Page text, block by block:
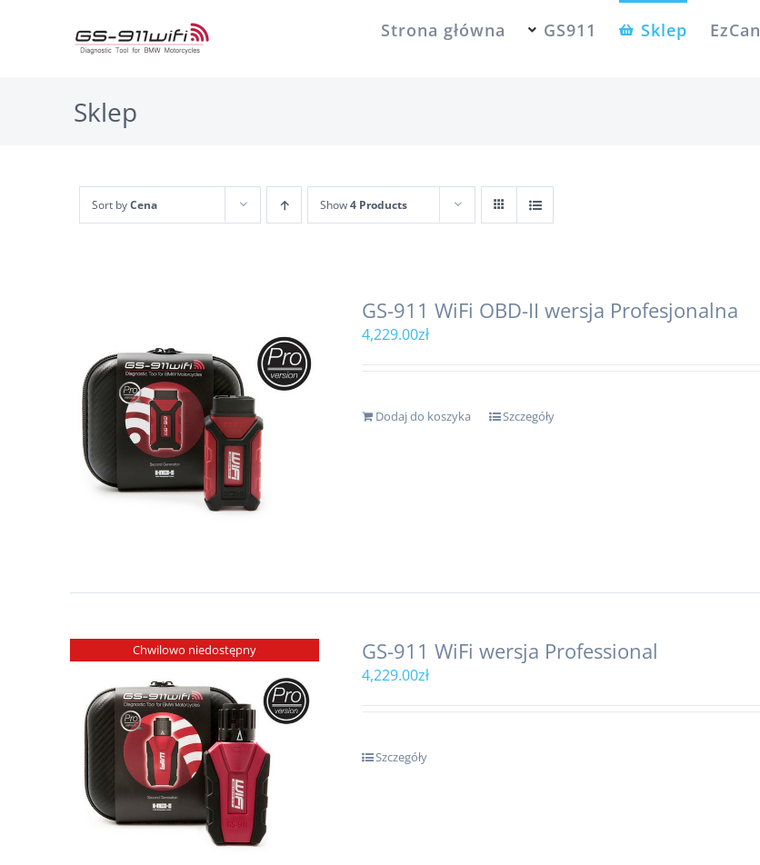
Strona główna GS911 Sklep EzCan
Sklep
Sort byCena Show4 Products
GS-911 WiFi OBD-II wersja Profesjonalna
4,229.00zł
Dodaj do koszyka Szczegóły
Chwilowo niedostępny GS-911 WiFi wersja Professional
4,229.00zł
Szczegóły